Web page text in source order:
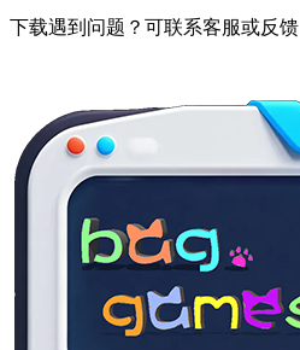
下载遇到问题？可联系客服或反馈